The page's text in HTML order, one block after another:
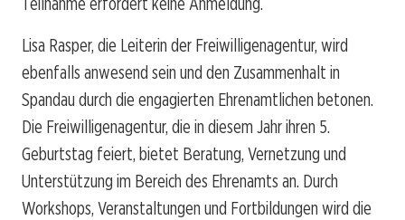
Lisa Rasper, die Leiterin der Freiwilligenagentur, wird
ebenfalls anwesend sein und den Zusammenhalt in
Spandau durch die engagierten Ehrenamtlichen betonen.
Die Freiwilligenagentur, die in diesem Jahr ihren 5.
Geburtstag feiert, bietet Beratung, Vernetzung und
Unterstützung im Bereich des Ehrenamts an. Durch
Workshops, Veranstaltungen und Fortbildungen wird die